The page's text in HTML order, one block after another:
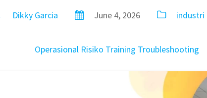
Dikky Garcia June 4, 2026 industri
Operasional Risiko Training Troubleshooting